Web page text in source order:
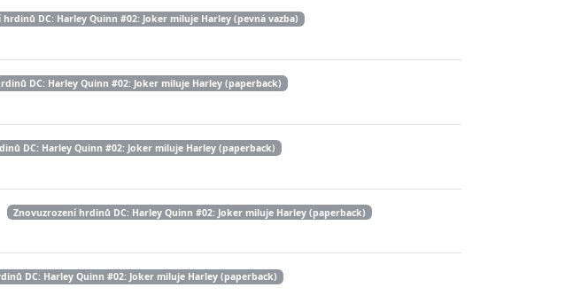
DC: Harley Quinn #02: Joker miluje Harley (pevná vazba)
DC: Harley Quinn #02: Joker miluje Harley (paperback)
DC: Harley Quinn #02: Joker miluje Harley (paperback)
Znovuzrození hrdinů DC: Harley Quinn #02: Joker miluje Harley (paperback)
DC: Harley Quinn #02: Joker miluje Harley (paperback)